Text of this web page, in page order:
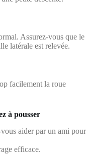
Assurez-vous que le
latérale est relevée.
facilement la roue
à pousser
aider par un ami pour
efficace.